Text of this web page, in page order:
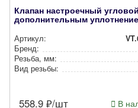
Клапан настроечный
дополнительным
Артикул:
Бренд:
Резьба, мм:
Вид резьбы:
558.9 ₽/шт В